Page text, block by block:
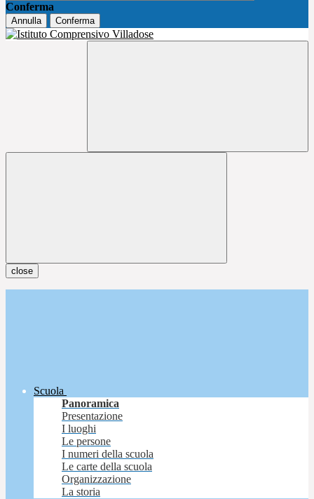
Conferma
Annulla Conferma
close
Scuola
Panoramica
Presentazione
I luoghi
Le persone
I numeri della scuola
Le carte della scuola
Organizzazione
La storia